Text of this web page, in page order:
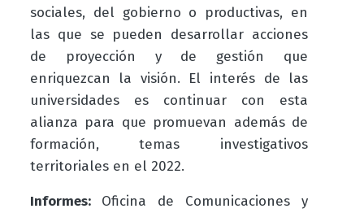
sociales, del gobierno o productivas, en
las que se pueden desarrollar acciones
de proyección y de gestión que
enriquezcan la visión. El interés de las
universidades es continuar con esta
alianza para que promuevan además de
formación, temas investigativos
territoriales en el 2022.
Informes: Oficina de Comunicaciones y